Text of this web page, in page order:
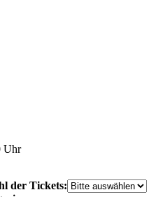
Uhr
der Tickets: